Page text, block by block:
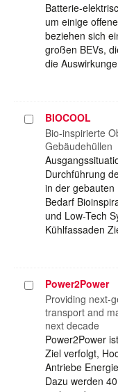
Batterie-
um einige
beziehen sich
großen BEVs,
die
Projekt
auswählen
BIOCOOL
Bio-inspirierte
Gebäudehüllen
Durchführung
in der gebauten
Bedarf
und Low-Tech
Kühlfassaden
Projekt
auswählen
Power2Power
Providing next-
transport and
next decade
Power2Power
Ziel verfolgt,
Antriebe
Dazu werden